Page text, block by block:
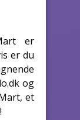
er
er du
og
et